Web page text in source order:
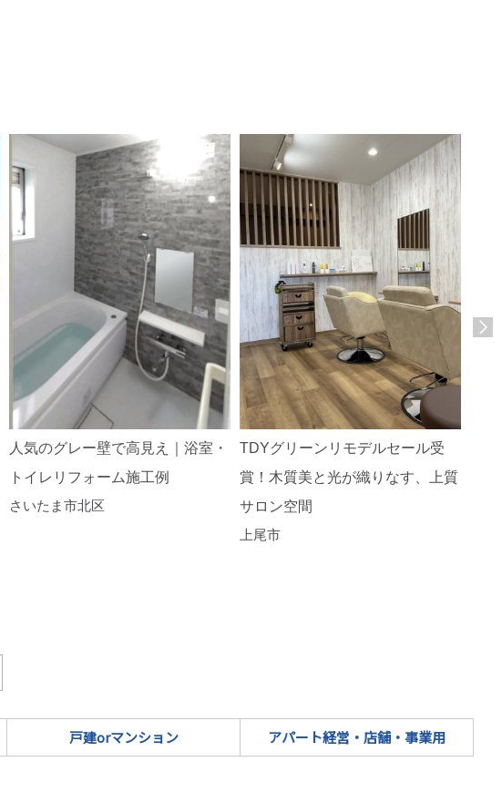
人気のグレー壁で高見え｜浴室・
トイレリフォーム施工例
さいたま市北区
TDYグリーンリモデルセール受
賞！木質美と光が織りなす、上質
サロン空間
上尾市
戸建orマンション
アパート経営・店舗・事業用